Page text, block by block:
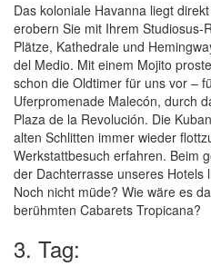
Das koloniale Havanna liegt
erobern Sie mit Ihrem Studiosus-
Plätze, Kathedrale und
del Medio. Mit einem Mojito
schon die Oldtimer für uns vor –
Uferpromenade Malecón, durch
Plaza de la Revolución. Die
alten Schlitten immer wieder
Werkstattbesuch erfahren. Beim
der Dachterrasse unseres Hotels
Noch nicht müde? Wie wäre es
berühmten Cabarets Tropicana?
3. Tag: